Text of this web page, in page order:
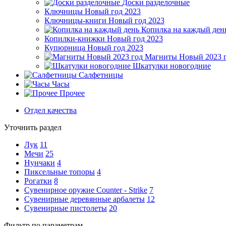
Доски разделочные
Ключницы Новый год 2023
Ключницы-книги Новый год 2023
Копилка на каждый
Копилки-книжки Новый год 2023
Купюрница Новый год 2023
Магниты Новый 2023
Шкатулки новогодние
Салфетницы
Часы
Прочее
Отдел качества
Уточнить раздел
Лук 11
Мечи 25
Нунчаки 4
Пиксельные топоры 4
Рогатки 8
Сувенирное оружие Counter - Strike 7
Сувенирные деревянные арбалеты 12
Сувенирные пистолеты 20